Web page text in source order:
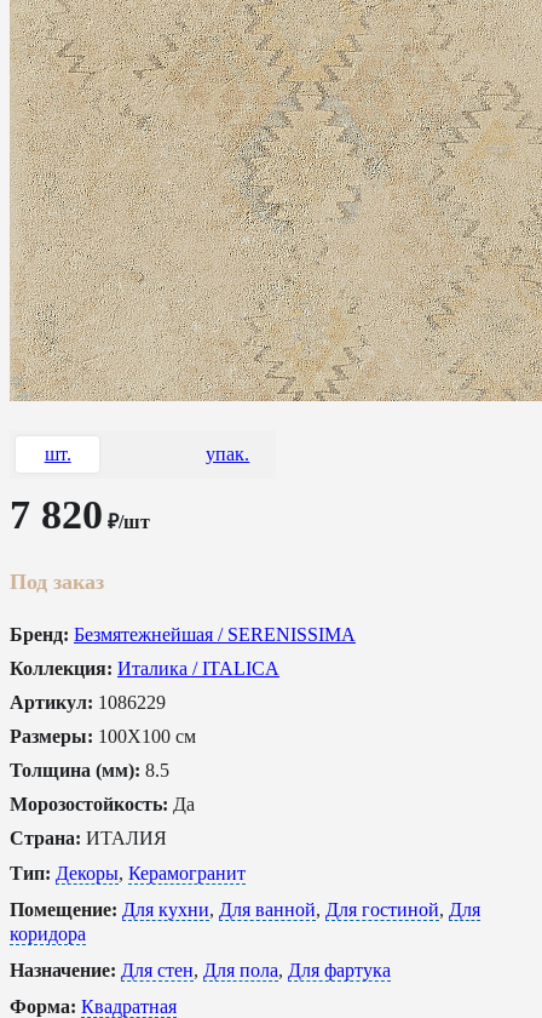
шт. упак.
7 820 ₽/шт
Под заказ
Бренд: Безмятежнейшая / SERENISSIMA
Коллекция: Италика / ITALICA
Артикул: 1086229
Размеры: 100X100 см
Толщина (мм): 8.5
Морозостойкость: Да
Страна: ИТАЛИЯ
Тип: Декоры, Керамогранит
Помещение: Для кухни, Для ванной, Для гостиной, Для
коридора
Назначение: Для стен, Для пола, Для фартука
Форма: Квадратная